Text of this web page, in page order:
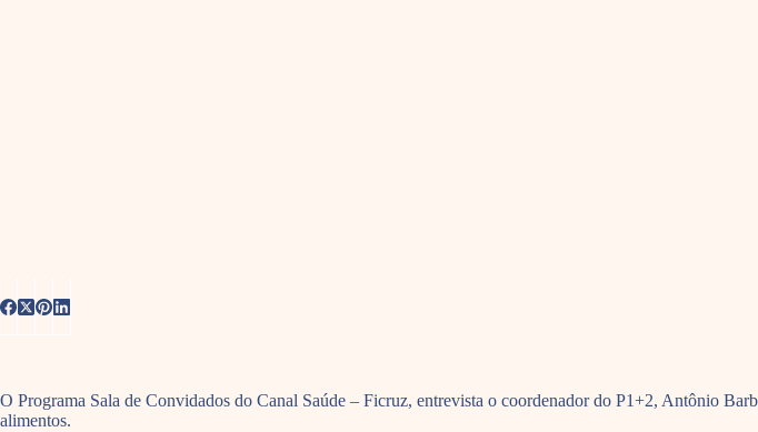
O Programa Sala de Convidados do Canal Saúde – Ficruz, entrevista o coordenador do P1+2, Antônio
alimentos.